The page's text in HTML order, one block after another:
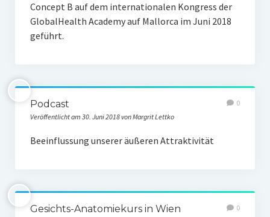
Concept B auf dem internationalen Kongress der
GlobalHealth Academy auf Mallorca im Juni 2018
geführt.
Podcast
Veröffentlicht am 30. Juni 2018 von Margrit Lettko
0
Beeinflussung unserer äußeren Attraktivität
Gesichts-Anatomiekurs in Wien 0